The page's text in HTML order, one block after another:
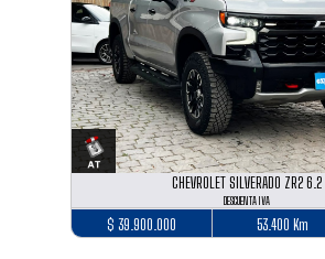
CHEVROLET SILVERADO ZR2 6.2
DESCUENTA IVA
$ 39.900.000 53.400 Km